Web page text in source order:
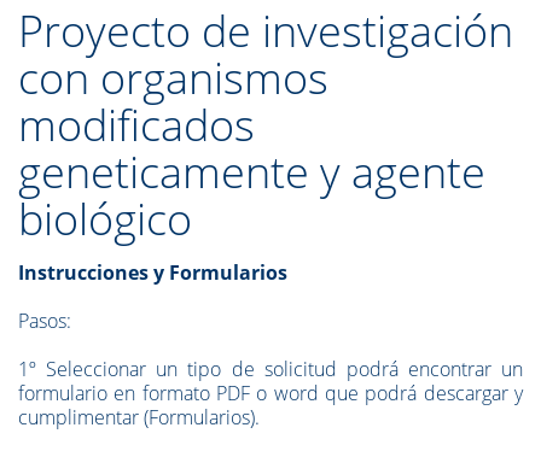
Proyecto de investigación
con organismos
modificados
geneticamente y agente
biológico
Instrucciones y Formularios
Pasos:
1º Seleccionar un tipo de solicitud podrá encontrar un
formulario en formato PDF o word que podrá descargar y
cumplimentar (Formularios).